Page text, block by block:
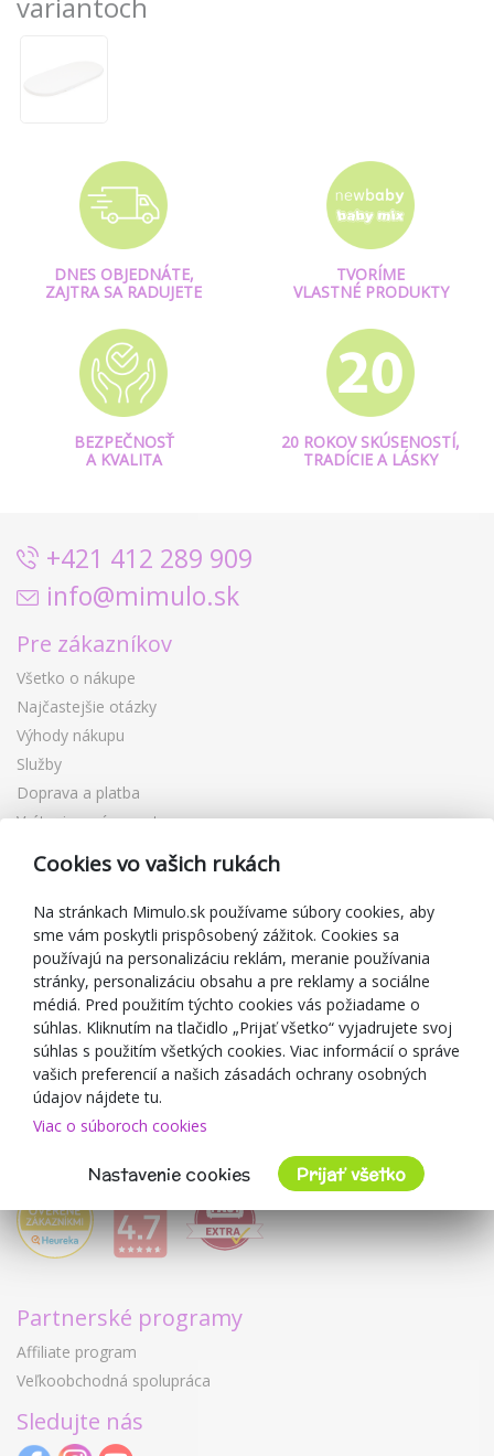
DNES OBJEDNÁTE,
ZAJTRA SA RADUJETE
TVORÍME
VLASTNÉ PRODUKTY
BEZPEČNOSŤ
A KVALITA
20 ROKOV SKÚSENOSTÍ,
TRADÍCIE A LÁSKY
+421 412 289 909
info@mimulo.sk
Pre zákazníkov
Všetko o nákupe
Najčastejšie otázky
Výhody nákupu
Služby
Doprava a platba
Vrátenie a výmena tovaru
Reklamácia
Darčekové poukážky
Zľavové kupóny
Blog
O predajcovi
Mimulo.sk
Obchodné podmienky
Ochrana osobných údajov GDPR
Kontakty
Spolupracujeme
Partnerské programy
Affiliate program
Veľkoobchodná spolupráca
Sledujte nás
Cookies vo vašich rukách
Na stránkach Mimulo.sk používame súbory cookies, aby
sme vám poskytli prispôsobený zážitok. Cookies sa
používajú na personalizáciu reklám, meranie používania
stránky, personalizáciu obsahu a pre reklamy a sociálne
médiá. Pred použitím týchto cookies vás požiadame o
súhlas. Kliknutím na tlačidlo „Prijať všetko“ vyjadrujete svoj
súhlas s použitím všetkých cookies. Viac informácií o správe
vašich preferencií a našich zásadách ochrany osobných
údajov nájdete tu.
Viac o súboroch cookies
Nastavenie cookies Prijať všetko